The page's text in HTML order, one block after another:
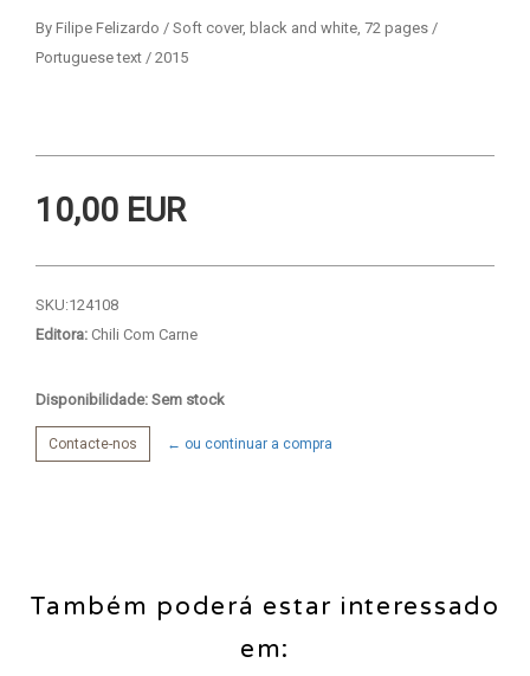
By Filipe Felizardo / Soft cover, black and white, 72 pages /
Portuguese text / 2015
10,00 EUR
SKU:124108
Editora: Chili Com Carne
Disponibilidade: Sem stock
Contacte-nos ← ou continuar a compra
Também poderá estar interessado
em: